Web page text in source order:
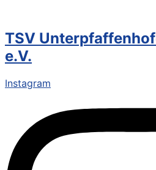
TSV
e.V.
Instagram